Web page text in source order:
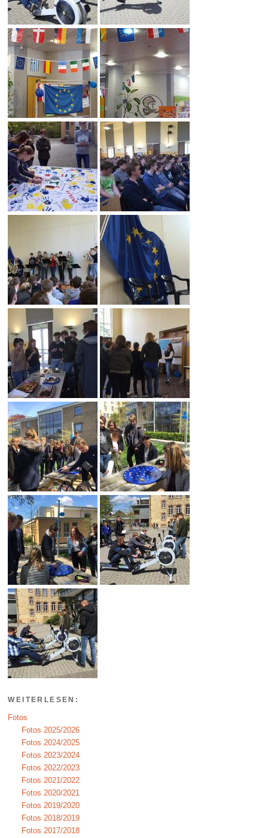
WEITERLESEN:
Fotos
Fotos 2025/2026
Fotos 2024/2025
Fotos 2023/2024
Fotos 2022/2023
Fotos 2021/2022
Fotos 2020/2021
Fotos 2019/2020
Fotos 2018/2019
Fotos 2017/2018